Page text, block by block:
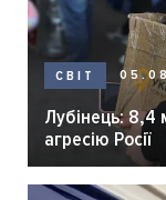
СВІТ
Лубінець: 8,4
агресію Росії